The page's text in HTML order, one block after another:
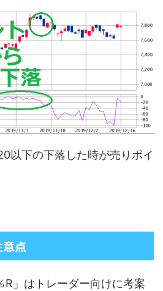
以下の下落した時が売りポイ
点
R」はトレーダー向けに考案